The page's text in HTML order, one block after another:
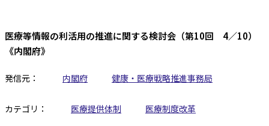
医療等情報の利活用の推進に関する検討会（第10回 4／10）
《内閣府》
発信元： 内閣府 健康・医療戦略推進事務局
カテゴリ： 医療提供体制 医療制度改革